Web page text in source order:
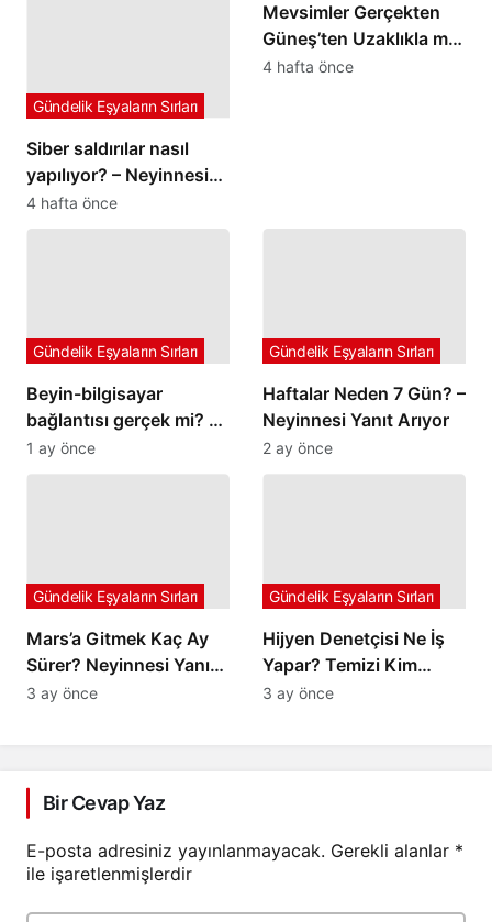
Siber saldırılar nasıl
yapılıyor? – Neyinnesi
yanıt arıyor
Gündelik Eşyaların Sırları
4 hafta önce
Mevsimler Gerçekten
Güneş’ten Uzaklıkla mı
İlgili? – Neyinnesi
4 hafta önce
Beyin-bilgisayar
bağlantısı gerçek mi? –
Neyinnesi sorguluyor
Gündelik Eşyaların Sırları
1 ay önce
Haftalar Neden 7 Gün? –
Neyinnesi Yanıt Arıyor
Gündelik Eşyaların Sırları
2 ay önce
Mars’a Gitmek Kaç Ay
Sürer? Neyinnesi Yanıt
Arıyor
Gündelik Eşyaların Sırları
3 ay önce
Hijyen Denetçisi Ne İş
Yapar? Temizi Kim
Belirler?
Gündelik Eşyaların Sırları
3 ay önce
Bir Cevap Yaz
E-posta adresiniz yayınlanmayacak. Gerekli alanlar *
ile işaretlenmişlerdir